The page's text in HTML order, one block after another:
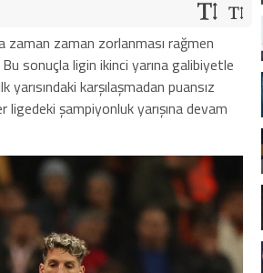
zaman zaman zorlanması rağmen
Bu sonuçla ligin ikinci yarına galibiyetle
yarısındaki karşılaşmadan puansız
şampiyonluk yarışına devam